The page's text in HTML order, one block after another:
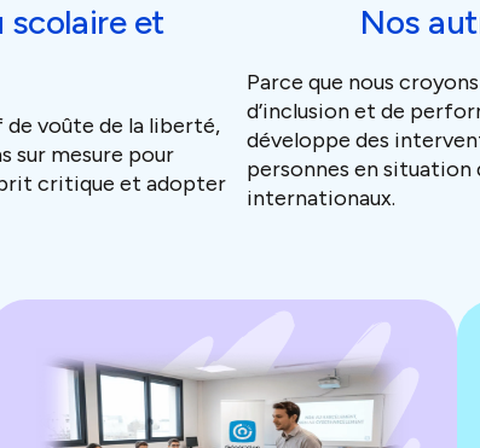
scolaire et
de voûte de la liberté,
sur mesure pour
critique et adopter
Nos
Parce que nous
d’inclusion et de
développe des
personnes en situation
internationaux.